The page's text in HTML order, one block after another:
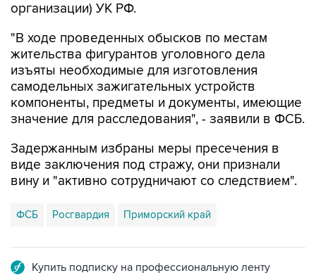
"В ходе проведенных обысков по местам
изъяты необходимые для изготовления
самодельных зажигательных устройств
компоненты, предметы и документы, имеющие
значение для расследования", - заявили в ФСБ.
Задержанным избраны меры пресечения в
вину и "активно сотрудничают со следствием".
ФСБ Росгвардия Приморский край
Подписаться на рассылку главных новостей сайта